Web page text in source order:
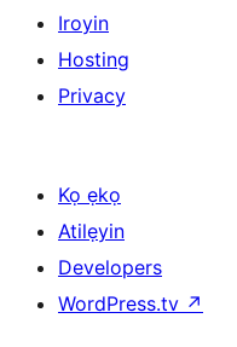
Iroyin
Hosting
Privacy
Kọ ẹkọ
Atilẹyin
Developers
WordPress.tv ↗